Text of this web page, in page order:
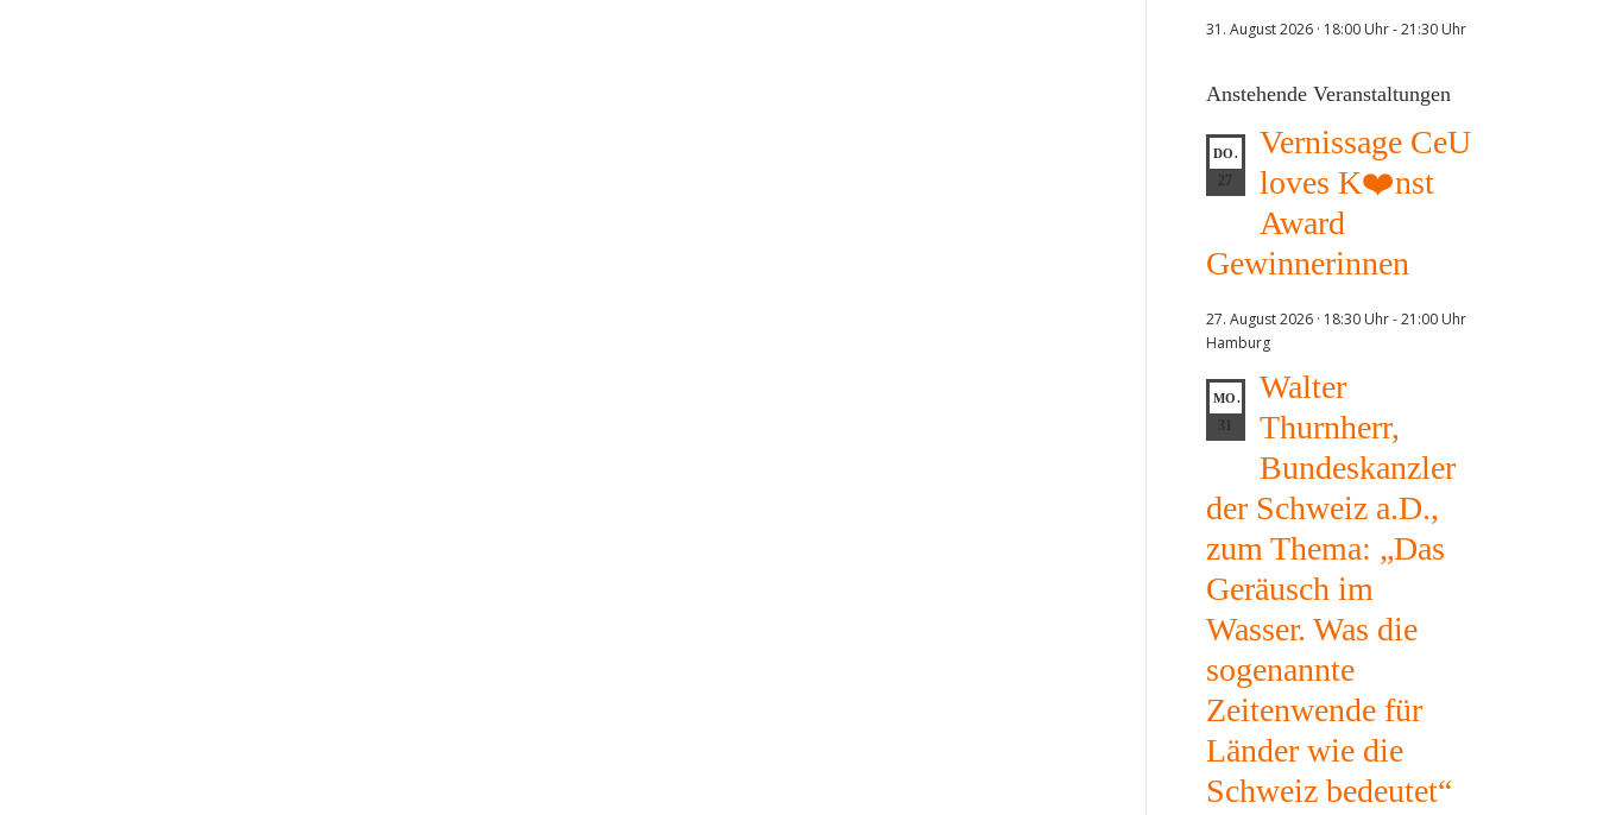
31. August 2026 · 18:00 Uhr-21:30 Uhr
Anstehende Veranstaltungen
DO.
27
Vernissage CeU
loves K❤️nst
Award
Gewinnerinnen
27. August 2026 · 18:30 Uhr-21:00 Uhr
Hamburg
MO.
Walter
Thurnherr,
Bundeskanzler
der Schweiz a.D.,
zum Thema: „Das
Geräusch im
Wasser. Was die
sogenannte
Zeitenwende für
Länder wie die
Schweiz bedeutet“